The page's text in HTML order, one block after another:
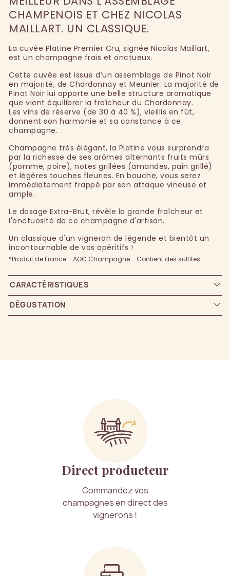
CHAMPENOIS ET CHEZ NICOLAS
MAILLART. UN CLASSIQUE.
La cuvée Platine Premier Cru, signée Nicolas Maillart,
est un champagne frais et onctueux.
Cette cuvée est issue d’un assemblage de Pinot Noir
en majorité, de Chardonnay et Meunier. La majorité de
Pinot Noir lui apporte une belle structure aromatique
que vient équilibrer la fraîcheur du Chardonnay.
Les vins de réserve (de 30 à 40 %), vieillis en fût,
donnent son harmonie et sa constance à ce
champagne.
Champagne très élégant, la Platine vous surprendra
par la richesse de ses arômes alternants fruits mûrs
(pomme, poire), notes grillées (amandes, pain grillé)
et légères touches fleuries. En bouche, vous serez
immédiatement frappé par son attaque vineuse et
ample.
Le dosage Extra-Brut, révèle la grande fraîcheur et
l'onctuosité de ce champagne d'artisan.
Un classique d'un vigneron de légende et bientôt un
incontournable de vos apéritifs !
*Produit de France - AOC Champagne - Contient des sulfites
CARACTÉRISTIQUES
DÉGUSTATION
Direct producteur
Commandez vos
champagnes en direct des
vignerons !